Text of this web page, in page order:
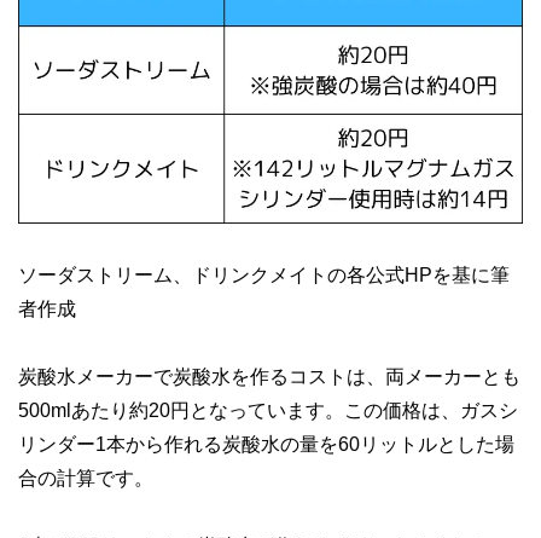
ソーダストリーム、ドリンクメイトの各公式HPを基に筆
者作成
炭酸水メーカーで炭酸水を作るコストは、両メーカーとも
500mlあたり約20円となっています。この価格は、ガスシ
リンダー1本から作れる炭酸水の量を60リットルとした場
合の計算です。